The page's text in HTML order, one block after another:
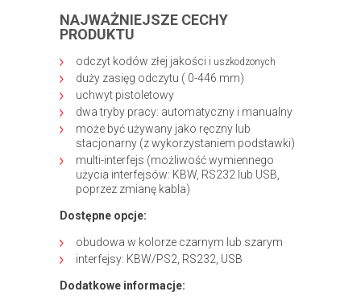
NAJWAŻNIEJSZE CECHY
PRODUKTU
odczyt kodów złej jakości i uszkodzonych
duży zasięg odczytu ( 0-446 mm)
uchwyt pistoletowy
dwa tryby pracy: automatyczny i manualny
może być używany jako ręczny lub
stacjonarny (z wykorzystaniem podstawki)
multi-interfejs (możliwość wymiennego
użycia interfejsów: KBW, RS232 lub USB,
poprzez zmianę kabla)
Dostępne opcje:
obudowa w kolorze czarnym lub szarym
interfejsy: KBW/PS2, RS232, USB
Dodatkowe informacje: